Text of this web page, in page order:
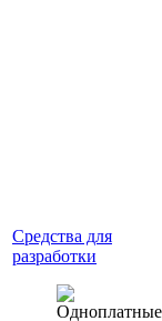
Средства для
разработки